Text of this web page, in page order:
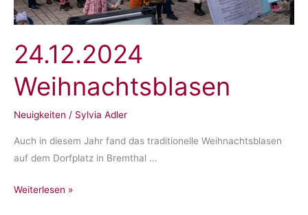
24.12.2024
Weihnachtsblasen
Neuigkeiten / Sylvia Adler
Auch in diesem Jahr fand das traditionelle Weihnachtsblasen
auf dem Dorfplatz in Bremthal …
24.12.2024
Weiterlesen »